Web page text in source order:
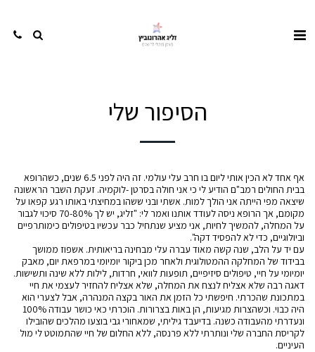
הסיפור שלי
אף אחד לא הכין אותי ליום בו חרב עלי עולמי. זה היה לפני 6.5 שנים, כשהרופא
בבית החולים רמב"ם הודיע לי כי אני חולה בסרטן -לוקמיה. זעקת השבר הראשונה
שיצאה מפי הייתה אני הולך למות. אשתי ובני ששהו במחיצתי באותו רגע קפאו על
מקומם, אך הרופא ניסה לעודד אותנו ואמר לי: "זליג, יש לך 70-80% סיכוי לגבור
על המחלה, להמשיך לחיות, אני מציע שנתחיל כבר עכשיו בטיפולים כימותרפיים
וביולוגיים, כדי לא להפסיד דקה".
עם יד על הלב, שנה קשה מאוד עברה עלי מבחינה בריאותית. אשפוז ממושך
בבידוד של המחלקה ההמטולוגית ולאחר מכן ביקור יומיומי במרפאת יום, מאבק
יומיומי על חיי, טיפולים סיזיפיים, תופעות לוואי, חרדות, לילות ללא שינה ותשישות.
דאגה רבה שלא אצליח לנצח את המחלה, שלא אצליח להחזיר לעצמי את חיי
במתכונת שהכרתי. חיפשתי כל הזמן את האור בקצה המנהרה, אבל לצערי הוא
היה כבוי. וכשהצרות מגיעות, הן באות בצרורות. הוכרתי כאי כושר עבודה 100%
ונעדרתי מהעבודה כשנה. בדיעבד גיליתי, שמאחורי גבי בוצעו מהלכים שהובילו
לקריסת החברה שלי ונותרתי ללא פרנסה, ללא החלום של חיי שהתמוטט לי מול
העיניים.